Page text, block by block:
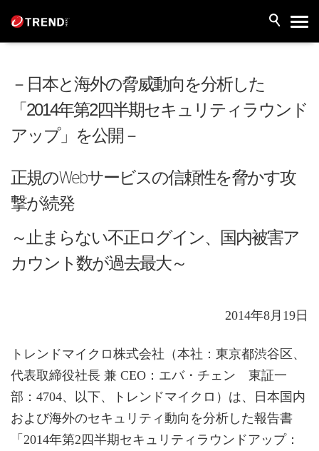
－日本と海外の脅威動向を分析した
「2014年第2四半期セキュリティラウンド
アップ」を公開－
正規のWebサービスの信頼性を脅かす攻
撃が続発
～止まらない不正ログイン、国内被害ア
カウント数が過去最大～
2014年8月19日
トレンドマイクロ株式会社（本社：東京都渋谷区、
代表取締役社長 兼 CEO：エバ・チェン 東証一
部：4704、以下、トレンドマイクロ）は、日本国内
および海外のセキュリティ動向を分析した報告書
「2014年第2四半期セキュリティラウンドアップ：